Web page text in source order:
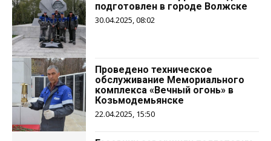
подготовлен в городе Волжске
30.04.2025, 08:02
Проведено техническое
обслуживание Мемориального
комплекса «Вечный огонь» в
Козьмодемьянске
22.04.2025, 15:50